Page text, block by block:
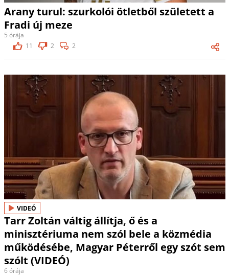
Arany turul: szurkolói ötletből született a
Fradi új meze
5 órája
11
2 2
VIDEÓ
Tarr Zoltán váltig állítja, ő és a
minisztériuma nem szól bele a közmédia
működésébe, Magyar Péterről egy szót sem
szólt (VIDEÓ)
6 órája